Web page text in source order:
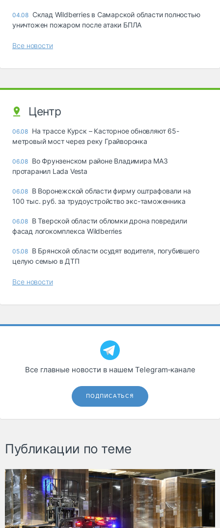
04.08 Склад Wildberries в Самарской области полностью
уничтожен пожаром после атаки БПЛА
Все новости
Центр
06.08 На трассе Курск – Касторное обновляют 65-
метровый мост через реку Грайворонка
06.08 Во Фрунзенском районе Владимира МАЗ
протаранил Lada Vesta
06.08 В Воронежской области фирму оштрафовали на
100 тыс. руб. за трудоустройство экс-таможенника
06.08 В Тверской области обломки дрона повредили
фасад логокомплекса Wildberries
05.08 В Брянской области осудят водителя, погубившего
целую семью в ДТП
Все новости
Все главные новости в нашем Telegram‑канале
ПОДПИСАТЬСЯ
Публикации по теме